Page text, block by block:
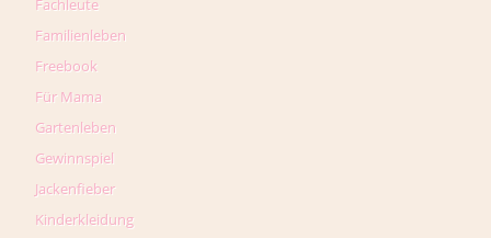
Fachleute
Familienleben
Freebook
Für Mama
Gartenleben
Gewinnspiel
Jackenfieber
Kinderkleidung